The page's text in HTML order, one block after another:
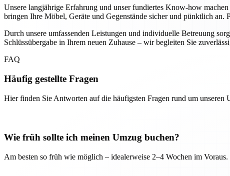
Unsere langjährige Erfahrung und unser fundiertes Know-how
bringen Ihre Möbel, Geräte und Gegenstände sicher und pünktlich
Durch unsere umfassenden Leistungen und individuelle Betreuung
Schlüssübergabe in Ihrem neuen Zuhause – wir begleiten Sie
FAQ
Häufig gestellte Fragen
Hier finden Sie Antworten auf die häufigsten Fragen rund um unseren
Wie früh sollte ich meinen Umzug buchen?
Am besten so früh wie möglich – idealerweise 2–4 Wochen im